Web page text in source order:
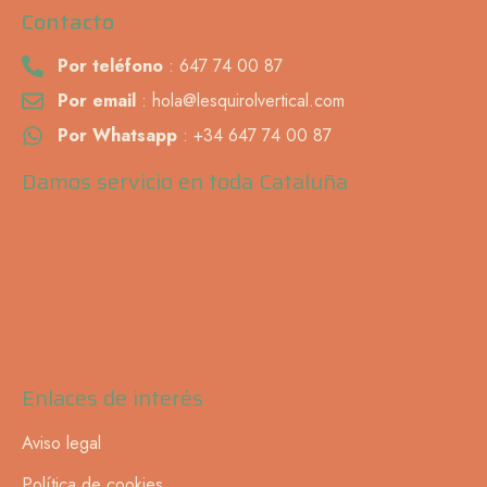
Contacto
Por teléfono : 647 74 00 87
Por email : hola@lesquirolvertical.com
Por Whatsapp : +34 647 74 00 87
Damos servicio en toda Cataluña
Enlaces de interés
Aviso legal